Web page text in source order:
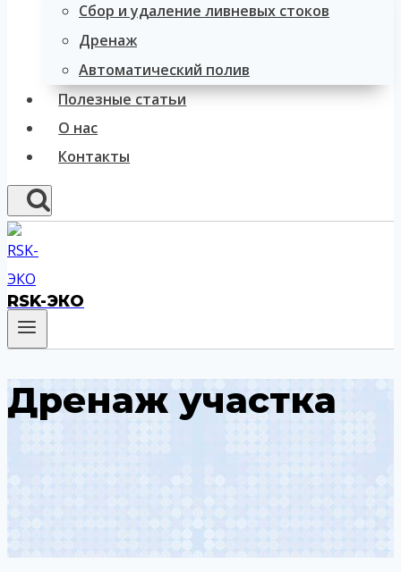
Сбор и удаление ливневых стоков
Дренаж
Автоматический полив
Полезные статьи
О нас
Контакты
RSK-ЭКО
Дренаж участка